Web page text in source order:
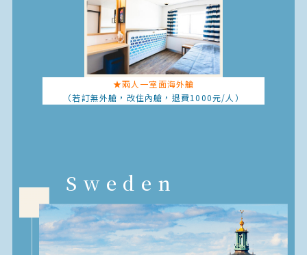
★兩人一室面海外艙
（若訂無外艙，改住內艙， 退費1000元/人）
Sweden